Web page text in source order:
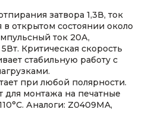
затвора 1,3В, ток
открытом состоянии около
ток 20А,
Критическая скорость
стабильную работу с
при любой полярности.
монтажа на печатные
Аналоги: Z0409MA,